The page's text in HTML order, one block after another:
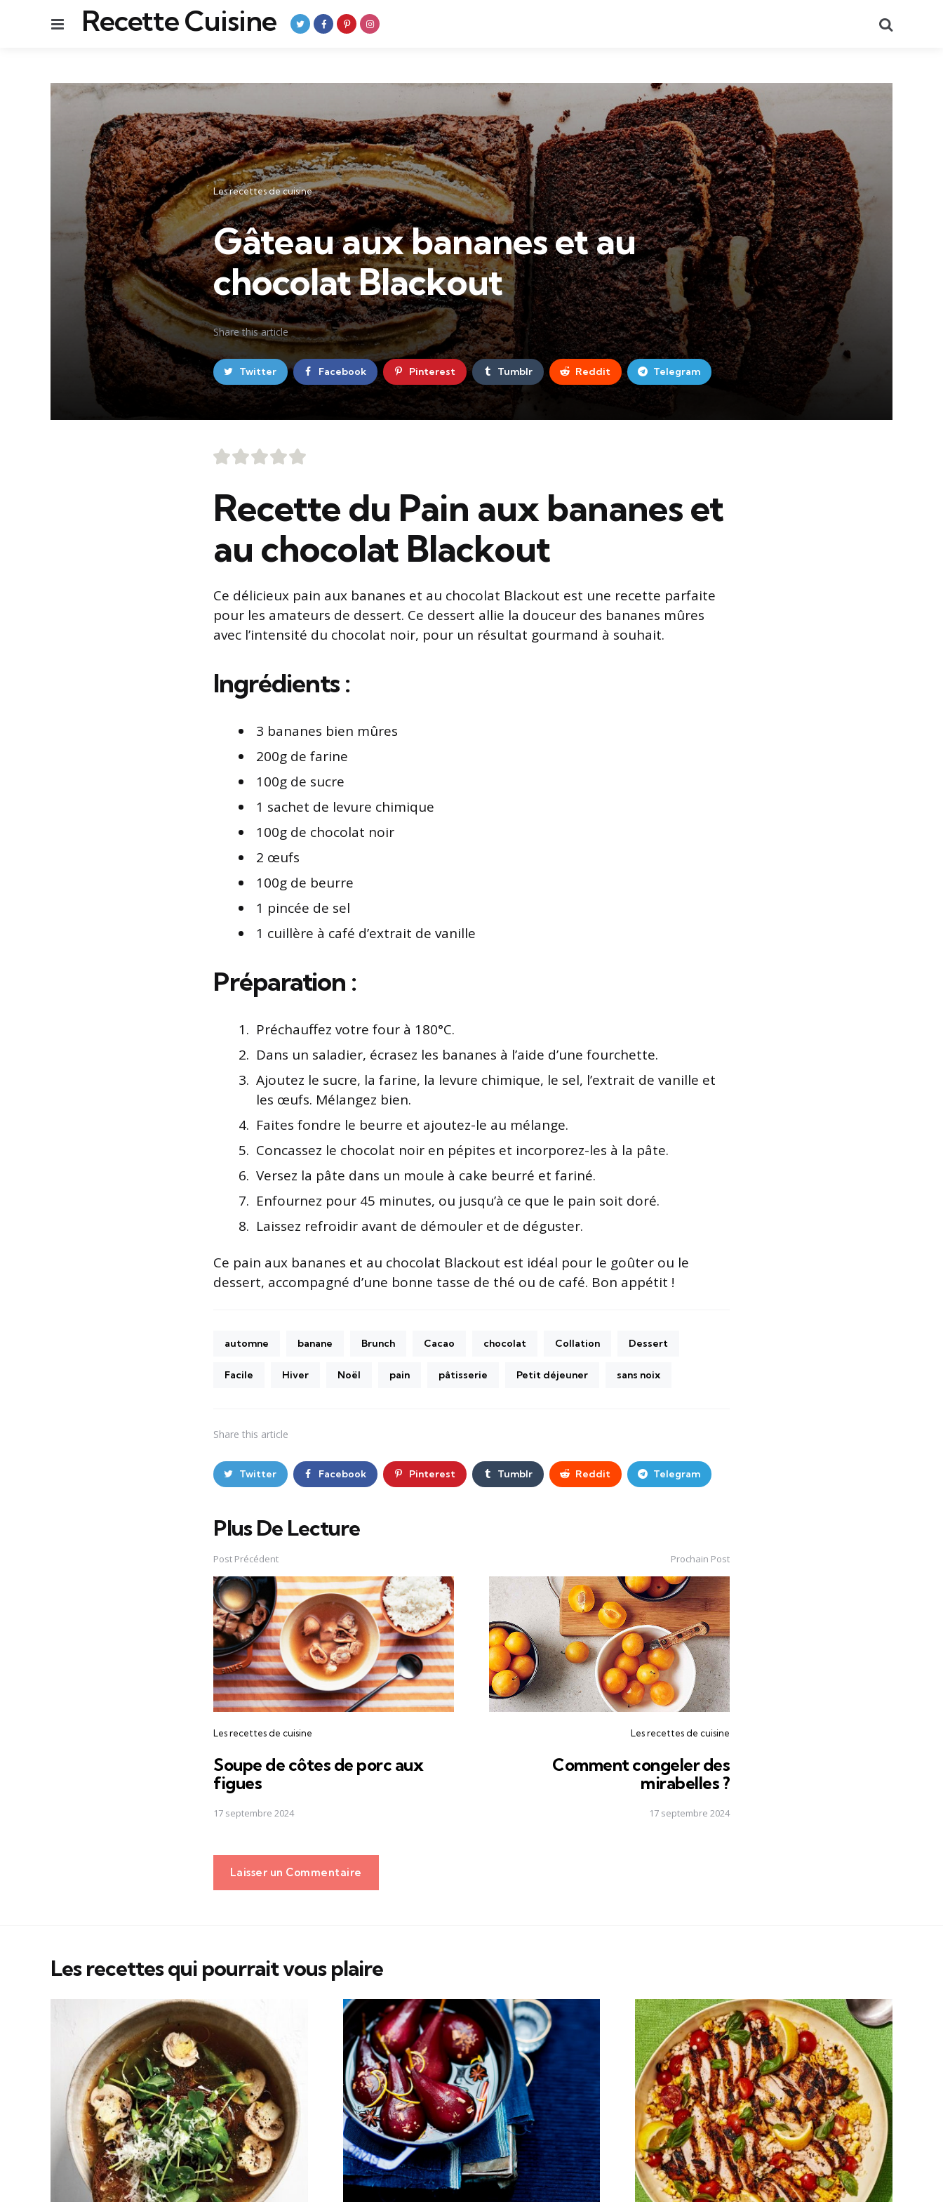
Menu
Recette Cuisine
Catégories
Les recettes de cuisine
Gâteau aux bananes et au
chocolat Blackout
Share this article
Twitter Facebook Pinterest Tumblr Reddit Telegram
Recette du Pain aux bananes et
au chocolat Blackout
Ce délicieux pain aux bananes et au chocolat Blackout est une recette parfaite
pour les amateurs de dessert. Ce dessert allie la douceur des bananes mûres
avec l’intensité du chocolat noir, pour un résultat gourmand à souhait.
Ingrédients :
3 bananes bien mûres
200g de farine
100g de sucre
1 sachet de levure chimique
100g de chocolat noir
2 œufs
100g de beurre
1 pincée de sel
1 cuillère à café d’extrait de vanille
Préparation :
Préchauffez votre four à 180°C.
Dans un saladier, écrasez les bananes à l’aide d’une fourchette.
Ajoutez le sucre, la farine, la levure chimique, le sel, l’extrait de vanille et
les œufs. Mélangez bien.
Faites fondre le beurre et ajoutez-le au mélange.
Concassez le chocolat noir en pépites et incorporez-les à la pâte.
Versez la pâte dans un moule à cake beurré et fariné.
Enfournez pour 45 minutes, ou jusqu’à ce que le pain soit doré.
Laissez refroidir avant de démouler et de déguster.
Ce pain aux bananes et au chocolat Blackout est idéal pour le goûter ou le
dessert, accompagné d’une bonne tasse de thé ou de café. Bon appétit !
automne banane Brunch Cacao chocolat Collation Dessert
Facile Hiver Noël pain pâtisserie Petit déjeuner sans noix
Share this article
Twitter Facebook Pinterest Tumblr Reddit Telegram
Plus De Lecture
Post
navigation
Post Précédent
Les recettes de cuisine
Soupe de côtes de porc aux
figues
17 septembre 2024
Prochain Post
Les recettes de cuisine
Comment congeler des
mirabelles ?
17 septembre 2024
Laisser un Commentaire
Les recettes qui pourrait vous plaire